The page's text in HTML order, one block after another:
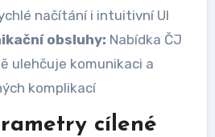
načítání i intuitivní UI
obsluhy: Nabídka ČJ
ulehčuje komunikaci a
komplikací
cílené